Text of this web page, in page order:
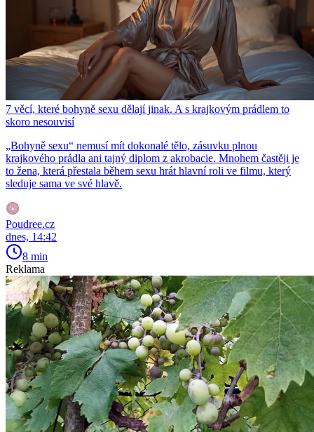
7 věcí, které bohyně sexu dělají jinak. A s krajkovým prádlem to
skoro nesouvisí
„Bohyně sexu“ nemusí mít dokonalé tělo, zásuvku plnou
krajkového prádla ani tajný diplom z akrobacie. Mnohem častěji je
to žena, která přestala během sexu hrát hlavní roli ve filmu, který
sleduje sama ve své hlavě.
Poudree.cz
dnes, 14:42
8 min
Reklama